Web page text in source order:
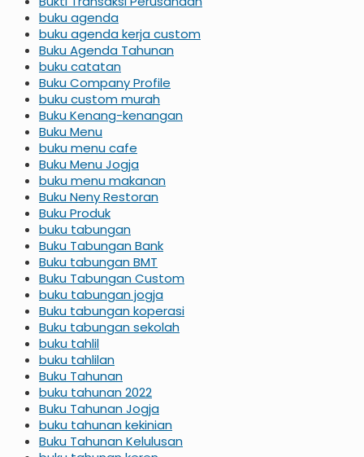
buku agenda
buku agenda kerja custom
Buku Agenda Tahunan
buku catatan
Buku Company Profile
buku custom murah
Buku Kenang-kenangan
Buku Menu
buku menu cafe
Buku Menu Jogja
buku menu makanan
Buku Neny Restoran
Buku Produk
buku tabungan
Buku Tabungan Bank
Buku tabungan BMT
Buku Tabungan Custom
buku tabungan jogja
Buku tabungan koperasi
Buku tabungan sekolah
buku tahlil
buku tahlilan
Buku Tahunan
buku tahunan 2022
Buku Tahunan Jogja
buku tahunan kekinian
Buku Tahunan Kelulusan